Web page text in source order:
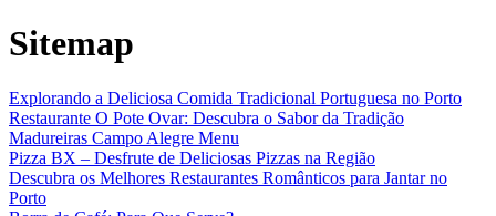
Sitemap
Explorando a Deliciosa Comida Tradicional Portuguesa no Porto
Restaurante O Pote Ovar: Descubra o Sabor da Tradição
Madureiras Campo Alegre Menu
Pizza BX – Desfrute de Deliciosas Pizzas na Região
Descubra os Melhores Restaurantes Românticos para Jantar no
Porto